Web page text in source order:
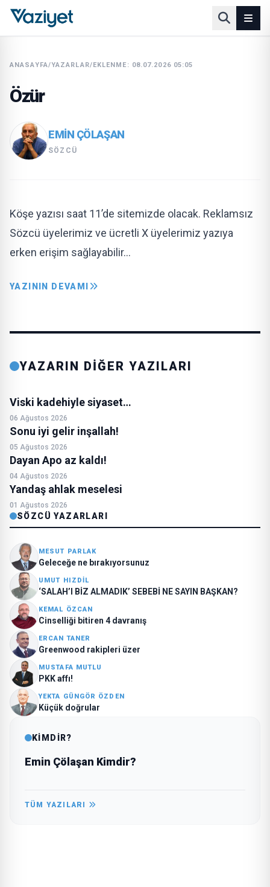
ANASAYFA/YAZARLAR/EKLENME: 08.07.2026 05:05
Özür
EMIN ÇÖLAŞAN
SÖZCÜ
Köşe yazısı saat 11’de sitemizde olacak. Reklamsız
Sözcü üyelerimiz ve ücretli X üyelerimiz yazıya
erken erişim sağlayabilir…
YAZININ DEVAMI
YAZARIN DİĞER YAZILARI
Viski kadehiyle siyaset…
06 Ağustos 2026
Sonu iyi gelir inşallah!
05 Ağustos 2026
Dayan Apo az kaldı!
04 Ağustos 2026
Yandaş ahlak meselesi
01 Ağustos 2026
SÖZCÜ YAZARLARI
MESUT PARLAK
Geleceğe ne bırakıyorsunuz
UMUT HIZDIL
‘SALAH’I BİZ ALMADIK’ SEBEBİ NE SAYIN BAŞKAN?
KEMAL ÖZCAN
Cinselliği bitiren 4 davranış
ERCAN TANER
Greenwood rakipleri üzer
MUSTAFA MUTLU
PKK affı!
YEKTA GÜNGÖR ÖZDEN
Küçük doğrular
KİMDİR?
Emin Çölaşan Kimdir?
TÜM YAZILARI